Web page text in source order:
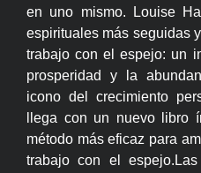
en uno mismo. Louise
espirituales más seguidas
trabajo con el espejo: un
prosperidad y la
icono del crecimiento
llega con un nuevo libro
método más eficaz para
trabajo con el